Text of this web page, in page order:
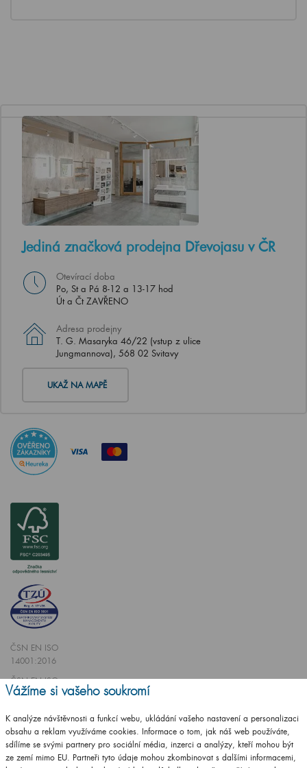
Jediná značková prodejna Dřevojasu v ČR
Otevírací doba
Po, St a Pá 8-12 a 13-17 hod
Út a Čt ZAVŘENO
Adresa prodejny
T. G. Masaryka 46/22 (vstup z ulice
Jungmannova), 568 02 Svitavy
UKAŽ NA MAPĚ
ČSN EN ISO
14001:2016
ČSN EN ISO
9001:2016
Vážíme si vašeho soukromí
K analýze návštěvnosti a funkcí webu, ukládání vašeho nastavení a personalizaci
obsahu a reklam využíváme cookies. Informace o tom, jak náš web používáte,
sdílíme se svými partnery pro sociální média, inzerci a analýzy, kteří mohou být
ze zemí mimo EU. Partneři tyto údaje mohou zkombinovat s dalšími informacemi,